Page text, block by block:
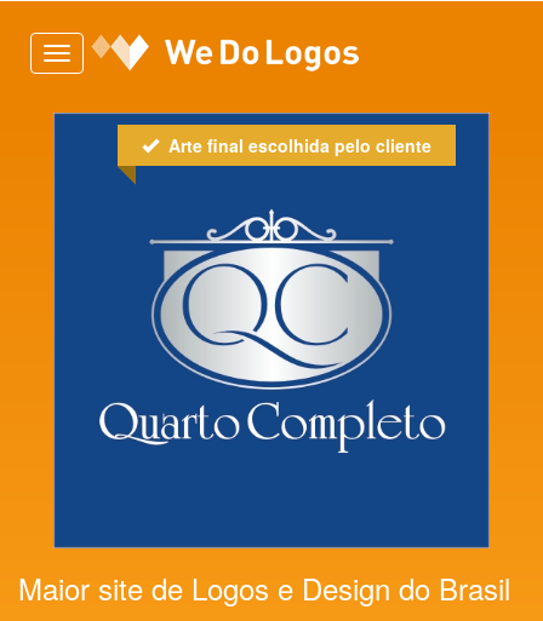
Toggle
navigation
Arte final escolhida pelo cliente
Maior site de Logos e Design do Brasil